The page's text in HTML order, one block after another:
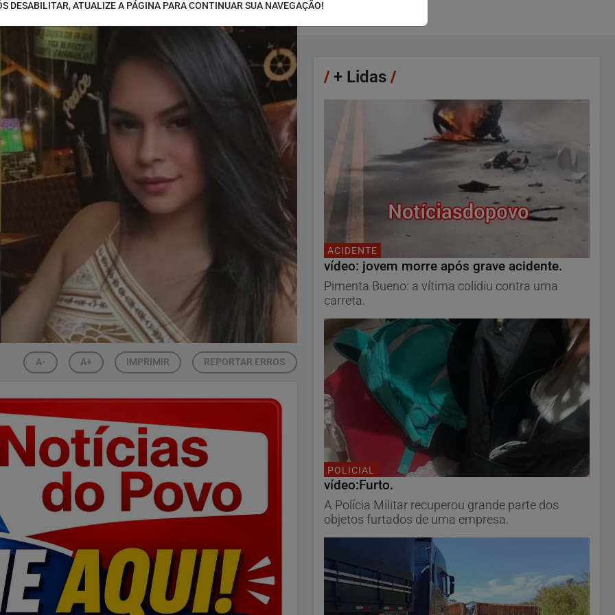
A- A+ IMPRIMIR REPORTAR ERROS
/+ Lidas /
ACIDENTE
vídeo: jovem morre após grave acidente.
Pimenta Bueno: a vítima colidiu contra uma
carreta.
POLICIAL
vídeo:Furto.
A Polícia Militar recuperou grande parte dos
objetos furtados de uma empresa.
DESABILITAR, ATUALIZE A PÁGINA PARA CONTINUAR SUA NAVEGAÇÃO!